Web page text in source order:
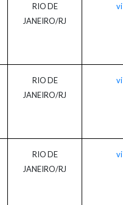
RIO DE
JANEIRO/RJ
RIO DE
JANEIRO/RJ
RIO DE
JANEIRO/RJ